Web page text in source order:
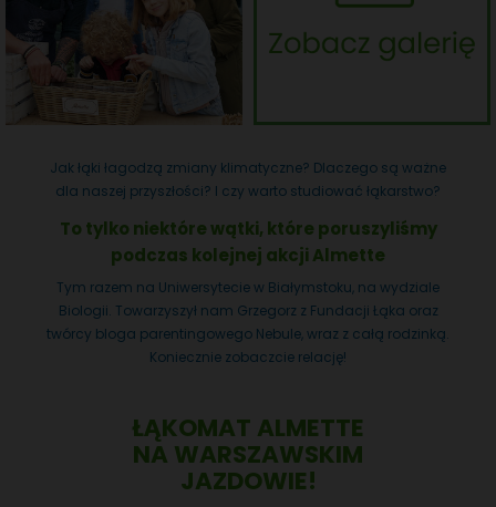
Jak łąki łagodzą zmiany klimatyczne? Dlaczego są ważne
dla naszej przyszłości? I czy warto studiować łąkarstwo?
To tylko niektóre wątki, które poruszyliśmy
podczas kolejnej akcji Almette
Tym razem na Uniwersytecie w Białymstoku, na wydziale
Biologii. Towarzyszył nam Grzegorz z Fundacji Łąka oraz
twórcy bloga parentingowego Nebule, wraz z całą rodzinką.
Koniecznie zobaczcie relację!
ŁĄKOMAT ALMETTE
NA WARSZAWSKIM
JAZDOWIE!